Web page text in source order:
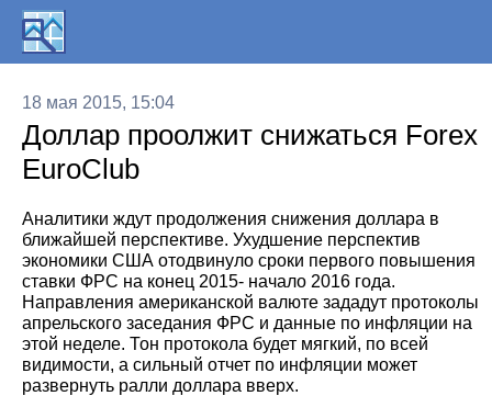
18 мая 2015, 15:04
Доллар проолжит снижаться Forex
EuroClub
Аналитики ждут продолжения снижения доллара в
ближайшей перспективе. Ухудшение перспектив
экономики США отодвинуло сроки первого повышения
ставки ФРС на конец 2015- начало 2016 года.
Направления американской валюте зададут протоколы
апрельского заседания ФРС и данные по инфляции на
этой неделе. Тон протокола будет мягкий, по всей
видимости, а сильный отчет по инфляции может
развернуть ралли доллара вверх.